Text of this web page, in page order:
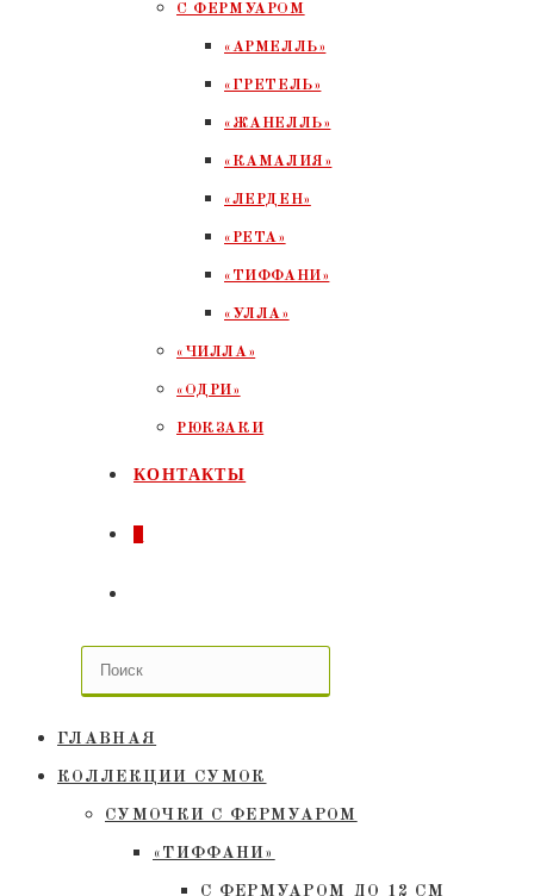
С ФЕРМУАРОМ
«АРМЕЛЛЬ»
«ГРЕТЕЛЬ»
«ЖАНЕЛЛЬ»
«КАМАЛИЯ»
«ЛЕРДЕН»
«РЕТА»
«ТИФФАНИ»
«УЛЛА»
«ЧИЛЛА»
«ОДРИ»
РЮКЗАКИ
КОНТАКТЫ
ПОИСК
ВЕБ-
ГЛАВНАЯ
КОЛЛЕКЦИИ СУМОК
СУМОЧКИ C ФЕРМУАРОМ
«ТИФФАНИ»
С ФЕРМУАРОМ ДО 12 СМ